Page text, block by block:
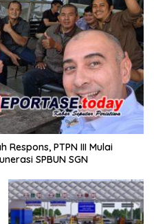
Respons, PTPN III Mulai
SPBUN SGN